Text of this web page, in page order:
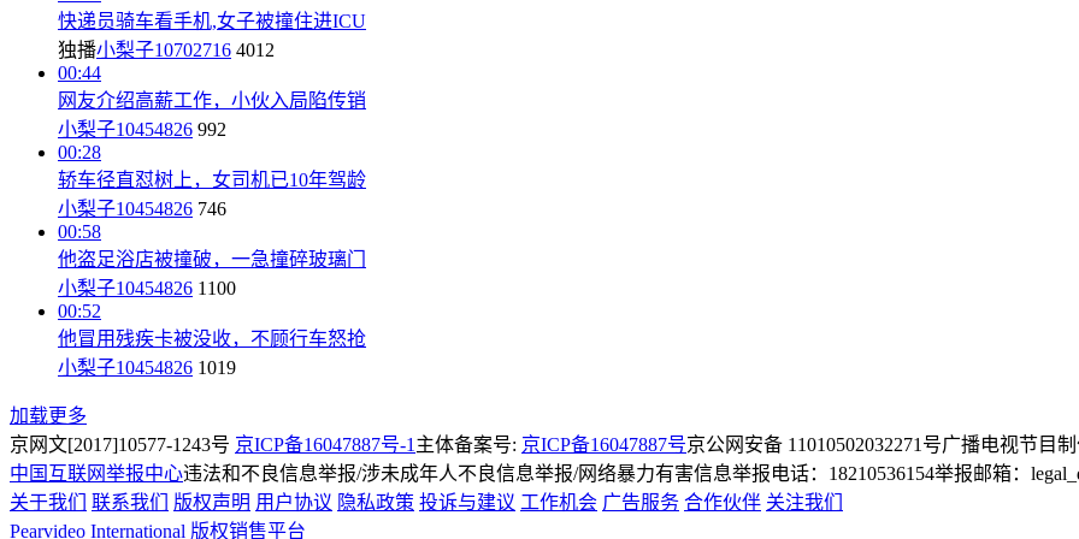
快递员骑车看手机,女子被撞住进ICU
独播小梨子10702716 4012
00:44
网友介绍高薪工作，小伙入局陷传销
小梨子10454826 992
00:28
轿车径直怼树上，女司机已10年驾龄
小梨子10454826 746
00:58
他盗足浴店被撞破，一急撞碎玻璃门
小梨子10454826 1100
00:52
他冒用残疾卡被没收，不顾行车怒抢
小梨子10454826 1019
加载更多
京网文[2017]10577-1243号 京ICP备16047887号-1 主体备案号: 京ICP备16047887号京公网安备 11010502032271号广播电视节目
中国互联网举报中心违法和不良信息举报/涉未成年人不良信息举报/网络暴力有害信息举报电话：18210536154举报邮箱：
关于我们
联系我们 版权声明 用户协议 隐私政策 投诉与建议 工作机会 广告服务 合作伙伴 关注我们
Pearvideo International 版权销售平台